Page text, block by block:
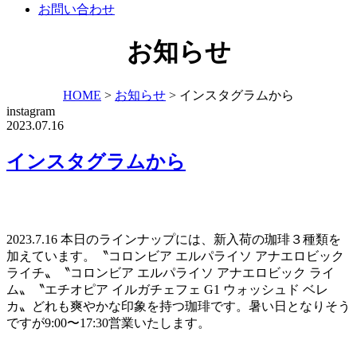
お問い合わせ
お知らせ
HOME > お知らせ > インスタグラムから
instagram
2023.07.16
インスタグラムから
2023.7.16 本日のラインナップには、新入荷の珈琲３種類を
加えています。〝コロンビア エルパライソ アナエロビック
ライチ〟〝コロンビア エルパライソ アナエロビック ライ
ム〟〝エチオピア イルガチェフェ G1 ウォッシュド ベレ
カ〟どれも爽やかな印象を持つ珈琲です。暑い日となりそう
ですが9:00〜17:30営業いたします。